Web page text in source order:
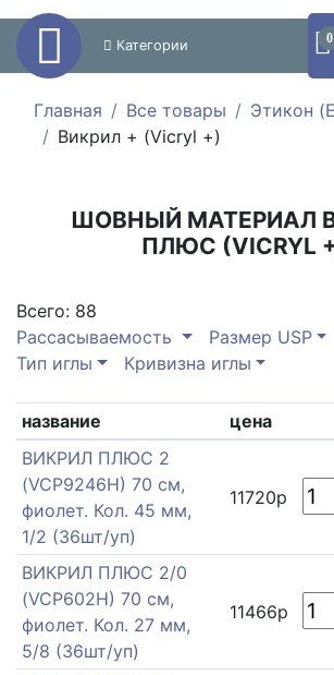
Категории 0
Главная Все товары
Этикон
Викрил + (Vicryl +)
ШОВНЫЙ МАТЕРИАЛ
ПЛЮС (VICRYL
Всего: 88
Рассасываемость
Размер USP
Тип иглы
Кривизна иглы
название
цена
ВИКРИЛ ПЛЮС 2
(VCP9246H) 70 см,
фиолет. Кол. 45 мм,
1/2 (36шт/уп)
11720р
ВИКРИЛ ПЛЮС 2/0
(VCP602H) 70 см,
фиолет. Кол. 27 мм,
5/8 (36шт/уп)
11466р